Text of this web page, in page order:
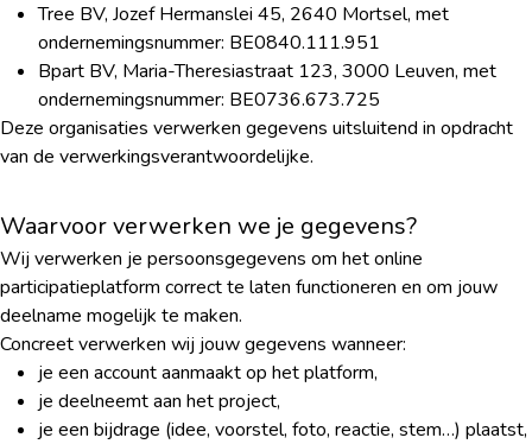
Tree BV, Jozef Hermanslei 45, 2640 Mortsel, met
ondernemingsnummer: BE0840.111.951
Bpart BV, Maria-Theresiastraat 123, 3000 Leuven, met
ondernemingsnummer: BE0736.673.725
Deze organisaties verwerken gegevens uitsluitend in opdracht
van de verwerkingsverantwoordelijke.
Waarvoor verwerken we je gegevens?
Wij verwerken je persoonsgegevens om het online
participatieplatform correct te laten functioneren en om jouw
deelname mogelijk te maken.
Concreet verwerken wij jouw gegevens wanneer:
je een account aanmaakt op het platform,
je deelneemt aan het project,
je een bijdrage (idee, voorstel, foto, reactie, stem…) plaatst,